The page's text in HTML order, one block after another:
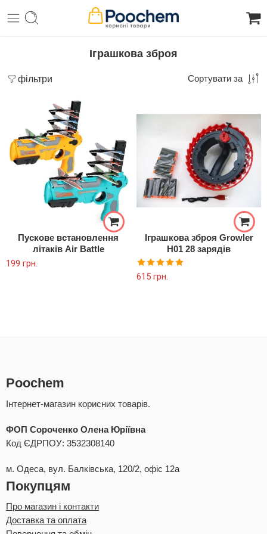
Іграшкова зброя
фільтри Сортувати за
Пускове встановлення
літаків Air Battle
199 грн.
Іграшкова зброя Growler
H01 28 зарядів
Оцінено в
615 грн.
Poochem
Інтернет-магазин корисних товарів.
ФОП Сороченко Олена Юріївна
Код ЄДРПОУ: 3532308140
м. Одеса, вул. Балківська, 120/2, офіс 12а
Покупцям
Про магазин і контакти
Доставка та оплата